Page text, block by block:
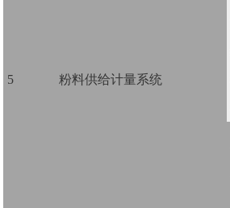
5 粉料供给计量系统